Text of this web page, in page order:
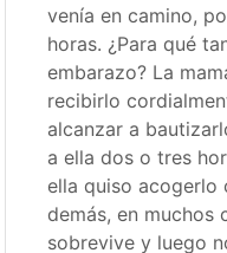
venía en camino,
horas. ¿Para qué
embarazo? La
recibirlo
alcanzar a
a ella dos o tres
ella quiso acogerlo
demás, en muchos
sobrevive y luego